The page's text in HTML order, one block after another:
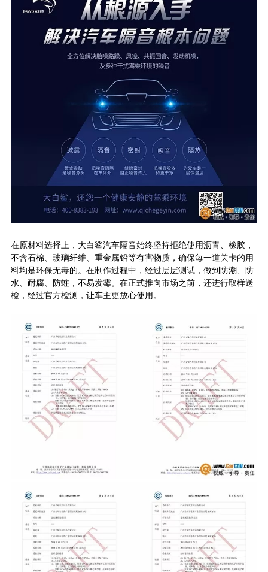
在原材料选择上，大白鲨汽车隔音始终坚持拒绝使用沥青、橡胶，
不含石棉、玻璃纤维、重金属铅等有害物质，确保每一道关卡的用
料均是环保无毒的。在制作过程中，经过层层测试，做到防潮、防
水、耐腐、防蛀，不易发霉。在正式推向市场之前，还进行取样送
检，经过官方检测，让车主更放心使用。